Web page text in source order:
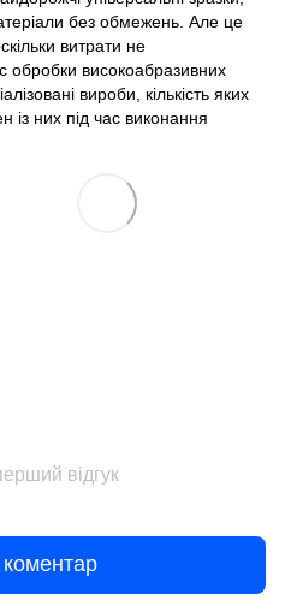
без обмежень. Але це
витрати не
обробки високоабразивних
вироби, кількість яких
із них під час виконання
відгук